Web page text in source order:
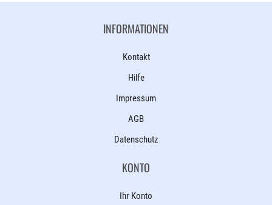
INFORMATIONEN
Kontakt
Hilfe
Impressum
AGB
Datenschutz
KONTO
Ihr Konto